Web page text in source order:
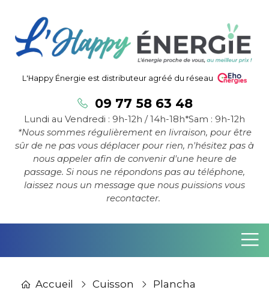
L'Happy Énergie est distributeur agréé du réseau
09 77 58 63 48
Lundi au Vendredi : 9h-12h / 14h-18h*Sam : 9h-12h
*Nous sommes régulièrement en livraison, pour être
sûr de ne pas vous déplacer pour rien, n'hésitez pas à
nous appeler afin de convenir d'une heure de
passage. Si nous ne répondons pas au téléphone,
laissez nous un message que nous puissions vous
recontacter.
Accueil Cuisson Plancha